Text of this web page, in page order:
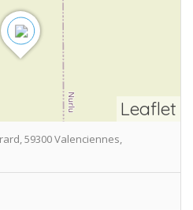
Leaflet
59300 Valenciennes,